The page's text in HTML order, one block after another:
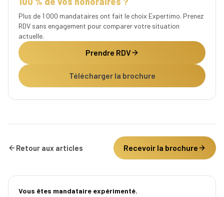
Plus de 1 000 mandataires ont fait le choix Expertimo. Prenez
RDV sans engagement pour comparer votre situation
actuelle.
Prendre RDV
Télécharger la brochure
Retour aux articles Recevoir la brochure
Vous êtes mandataire expérimenté.